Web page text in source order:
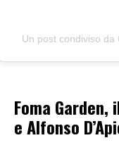
Un post condiviso da
Foma
e Alfonso